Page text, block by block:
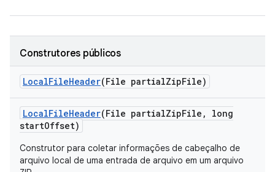
Construtores públicos
LocalFileHeader(File partialZipFile)
LocalFileHeader(File partialZipFile ,
long
startOffset)
Construtor para coletar informações de cabeçalho de
arquivo local de uma entrada de arquivo em um arquivo